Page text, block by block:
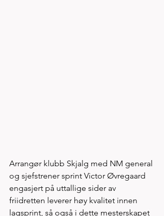
Arrangør klubb Skjalg med NM general
og sjefstrener sprint Victor Øvregaard
engasjert på uttallige sider av
friidretten leverer høy kvalitet innen
lagsprint, så også i dette mesterskapet